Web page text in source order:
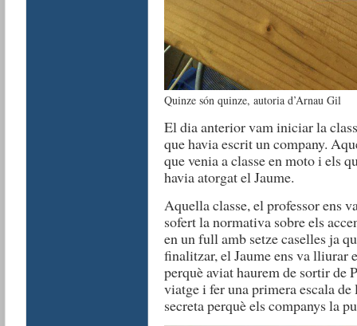
Quinze són quinze, autoria d’Arnau Gil
El dia anterior vam iniciar la
que havia escrit un company.
que venia a classe en moto i els
havia atorgat el Jaume.
Aquella classe, el professor ens
sofert la normativa sobre els
en un full amb setze caselles ja
finalitzar, el Jaume ens va lliurar
perquè aviat haurem de sortir de
viatge i fer una primera escala de
secreta perquè els companys la